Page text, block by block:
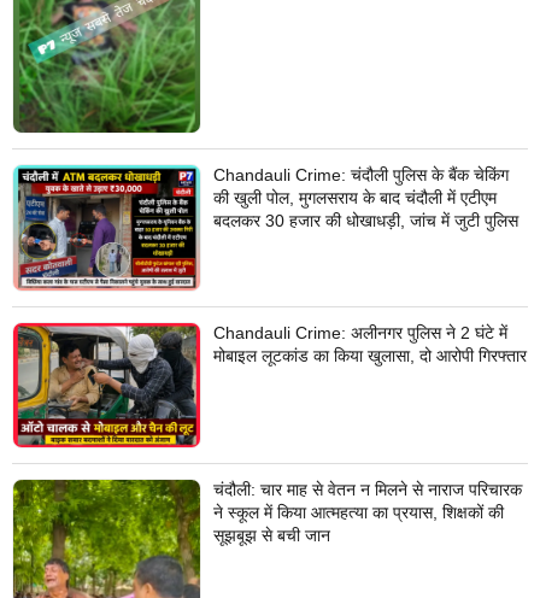
Chandauli Crime: चंदौली पुलिस के बैंक चेकिंग
की खुली पोल, मुगलसराय के बाद चंदौली में एटीएम
बदलकर 30 हजार की धोखाधड़ी, जांच में जुटी पुलिस
Chandauli Crime: अलीनगर पुलिस ने 2 घंटे में
मोबाइल लूटकांड का किया खुलासा, दो आरोपी गिरफ्तार
चंदौली: चार माह से वेतन न मिलने से नाराज परिचारक
ने स्कूल में किया आत्महत्या का प्रयास, शिक्षकों की
सूझबूझ से बची जान